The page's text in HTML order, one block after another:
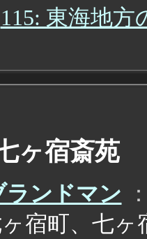
115: 東海地方
ヶ宿斎苑
ランドマン
宿町、七